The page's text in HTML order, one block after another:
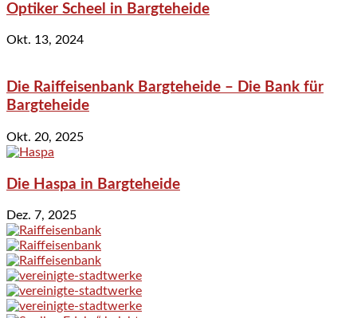
Optiker Scheel in Bargteheide
Okt. 13, 2024
Die Raiffeisenbank Bargteheide – Die Bank für
Bargteheide
Okt. 20, 2025
Die Haspa in Bargteheide
Dez. 7, 2025